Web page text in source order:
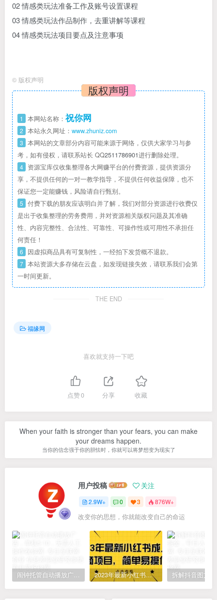
02 情感类玩法准备工作及账号设置课程
03 情感类玩法作品制作，去重讲解等课程
04 情感类玩法项目要点及注意事项
© 版权声明
版权声明
1 本网站名称： 祝你网
2 本站永久网址： www.zhuniz.com
3 本网站的文章部分内容可能来源于网络，仅供大家学习与参
考，如有侵权，请联系站长 QQ2511786901进行删除处理。
4 资源宝库仅收集整理各大网赚平台的付费资源，提供资源分
享，不提供任何的一对一教学指导，不提供任何收益保障，也不
保证您一定能赚钱，风险请自行甄别。
5 付费下载的朋友应该明白并了解，我们对部分资源进行收费仅
是出于收集整理的劳务费用，并对资源相关版权问题及其准确
性、内容完整性、合法性、可靠性、可操作性或可用性不承担任
何责任！
6 因虚拟商品具有可复制性，一经拍下发货概不退款。
7 本站资源大多存储在云盘，如发现链接失效，请联系我们会第
一时间更新。
THE END
福缘网
喜欢就支持一下吧
点赞0 分享 收藏
When your faith is stronger than your fears, you can make
your dreams happen.
当你的信念强于你的胆怯时，你就可以将梦想变为现实了
用户投稿 关注
2.9W+ 0 3 876W+
改变你的思想，你就能改变自己的命运
闹钟托管自动播放广告，单机5-10，无需人工操作 2023年最新小红书成人电商项目，简单易操作【详细教程】